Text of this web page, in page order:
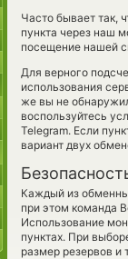
Часто бывает так,
пункта через наш
посещение нашей
Для верного
использования
же вы не
воспользуйтесь
Telegram. Если
вариант двух
Каждый из
при этом команда
Использование
пунктах. При
размер резервов и